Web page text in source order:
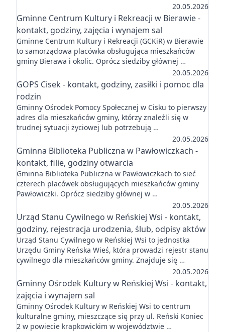
20.05.2026
Gminne Centrum Kultury i Rekreacji w Bierawie -
kontakt, godziny, zajęcia i wynajem sal
Gminne Centrum Kultury i Rekreacji (GCKiR) w Bierawie
to samorządowa placówka obsługująca mieszkańców
gminy Bierawa i okolic. Oprócz siedziby głównej …
20.05.2026
GOPS Cisek - kontakt, godziny, zasiłki i pomoc dla
rodzin
Gminny Ośrodek Pomocy Społecznej w Cisku to pierwszy
adres dla mieszkańców gminy, którzy znaleźli się w
trudnej sytuacji życiowej lub potrzebują …
20.05.2026
Gminna Biblioteka Publiczna w Pawłowiczkach -
kontakt, filie, godziny otwarcia
Gminna Biblioteka Publiczna w Pawłowiczkach to sieć
czterech placówek obsługujących mieszkańców gminy
Pawłowiczki. Oprócz siedziby głównej w …
20.05.2026
Urząd Stanu Cywilnego w Reńskiej Wsi - kontakt,
godziny, rejestracja urodzenia, ślub, odpisy aktów
Urząd Stanu Cywilnego w Reńskiej Wsi to jednostka
Urzędu Gminy Reńska Wieś, która prowadzi rejestr stanu
cywilnego dla mieszkańców gminy. Znajduje się …
20.05.2026
Gminny Ośrodek Kultury w Reńskiej Wsi - kontakt,
zajęcia i wynajem sal
Gminny Ośrodek Kultury w Reńskiej Wsi to centrum
kulturalne gminy, mieszczące się przy ul. Reński Koniec
2 w powiecie krapkowickim w województwie …